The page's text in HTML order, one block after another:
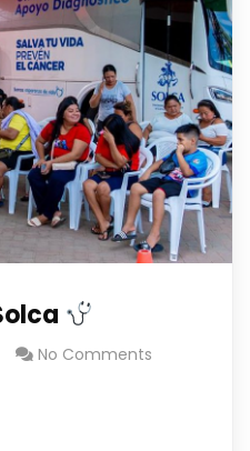
No Comments